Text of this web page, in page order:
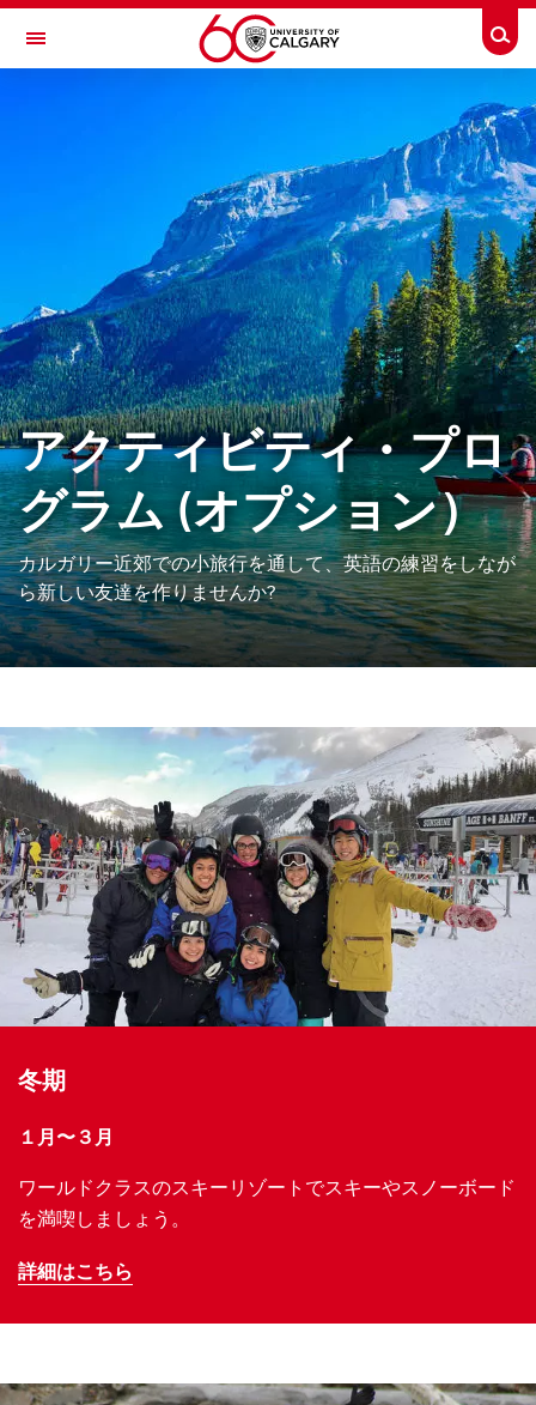
Skip to main content
Toggle Navigation
セメスター・プログラム
アカデミック・コミュニケーションCERTIFICATEプログラム（ACC)
短期集中プログラム
語学&文化コース
アクティビティ・プログラム
ホームステイ
アクティビティ・プロ
グラム (オプション）
カルガリー近郊での小旅行を通して、英語の練習をしなが
ら新しい友達を作りませんか?
冬期
１月〜３月
ワールドクラスのスキーリゾートでスキーやスノーボード
を満喫しましょう。
詳細はこちら